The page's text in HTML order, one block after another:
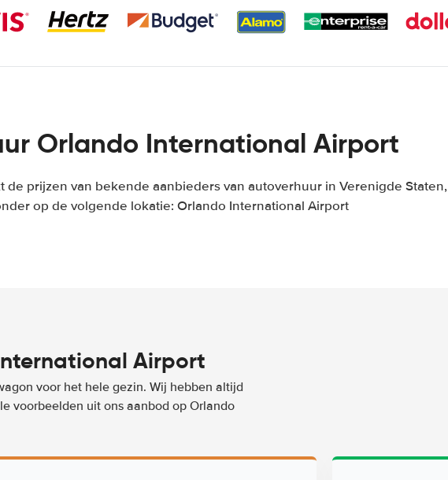
Orlando International Airport
de prijzen van bekende aanbieders van autoverhuur in Verenigde Staten,
op de volgende lokatie: Orlando International Airport
Airport
voor het hele gezin. Wij hebben altijd
voorbeelden uit ons aanbod op Orlando